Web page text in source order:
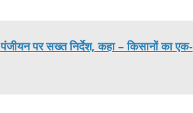
पर सख्त निर्देश, कहा – किसानों का एक-